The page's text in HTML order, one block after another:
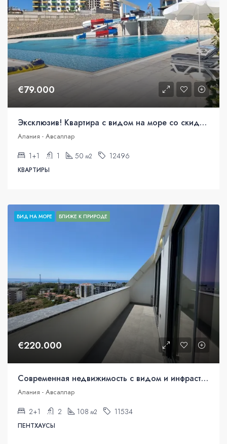
€79.000
Эксклюзив! Квартира с видом на море со скидкой 20%
Алания - Авсаллар
1+1 1 50 м2 12496
КВАРТИРЫ
ВИД НА МОРЕ БЛИЖЕ К ПРИРОДЕ
€220.000
Современная недвижимость с видом и инфраструктурой в Авсалларе
Алания - Авсаллар
2+1 2 108 м2 11534
ПЕНТХАУСЫ